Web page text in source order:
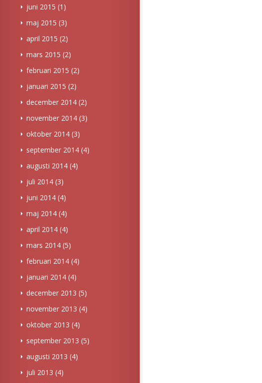
juni 2015 (1)
maj 2015 (3)
april 2015 (2)
mars 2015 (2)
februari 2015 (2)
januari 2015 (2)
december 2014 (2)
november 2014 (3)
oktober 2014 (3)
september 2014 (4)
augusti 2014 (4)
juli 2014 (3)
juni 2014 (4)
maj 2014 (4)
april 2014 (4)
mars 2014 (5)
februari 2014 (4)
januari 2014 (4)
december 2013 (5)
november 2013 (4)
oktober 2013 (4)
september 2013 (5)
augusti 2013 (4)
juli 2013 (4)